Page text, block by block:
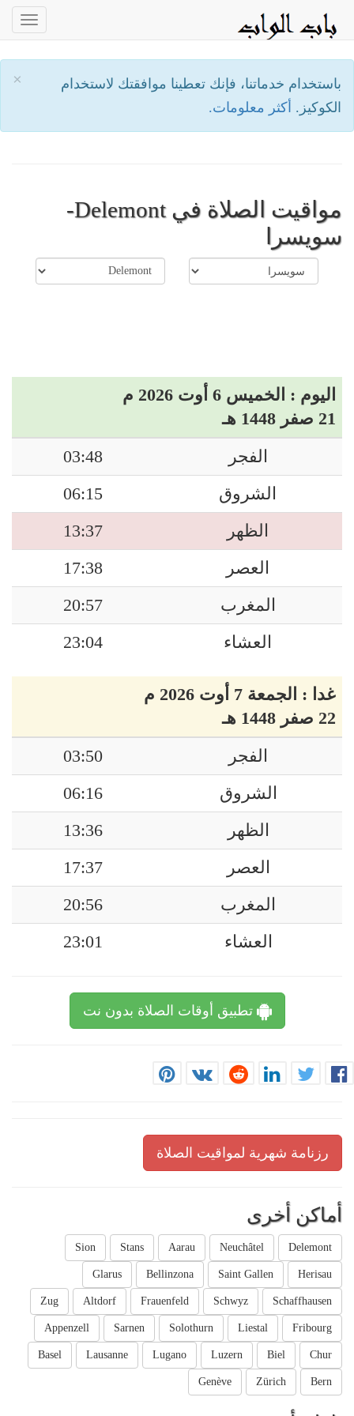
×
باستخدام خدماتنا، فإنك تعطينا موافقتك لاستخدام
الكوكيز. أكثر معلومات.
مواقيت الصلاة في Delemont-
سويسرا
اليوم : الخميس 6 أوت 2026 م
21 صفر 1448 هـ
الفجر
03:48
الشروق
06:15
الظهر
13:37
العصر
17:38
المغرب
20:57
العشاء
23:04
غدا : الجمعة 7 أوت 2026 م
22 صفر 1448 هـ
الفجر
03:50
الشروق
06:16
الظهر
13:36
العصر
17:37
المغرب
20:56
العشاء
23:01
تطبيق أوقات الصلاة بدون نت
رزنامة شهرية لمواقيت الصلاة
أماكن أخرى
Delemont
Neuchâtel
Aarau
Stans
Sion
Herisau
Saint Gallen
Bellinzona
Glarus
Schaffhausen
Schwyz
Frauenfeld
Altdorf
Zug
Fribourg
Liestal
Solothurn
Sarnen
Appenzell
Chur
Biel
Luzern
Lugano
Lausanne
Basel
Bern
Zürich
Genève